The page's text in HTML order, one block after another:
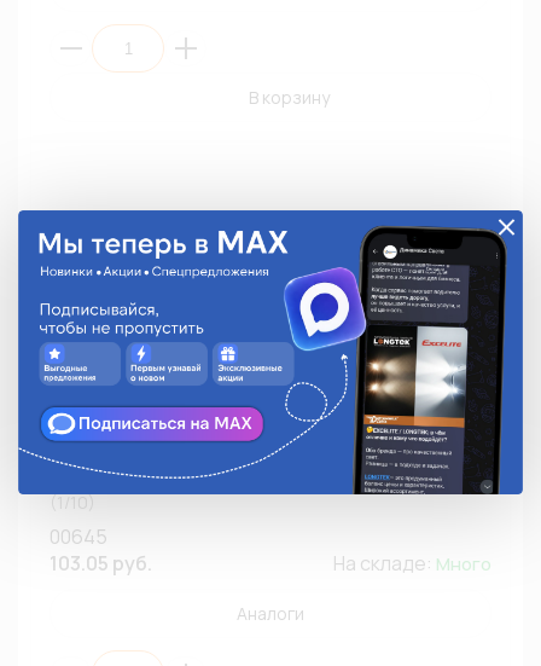
В корзину
Лента изоляционная 00645 Профессиональная
AUTO (15мм/10м/0,13мм,универсальная,ЧЕРНЫЙ)
(1/10)
00645
103.05 руб.
На складе: Много
Аналоги